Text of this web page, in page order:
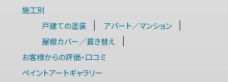
施工別
戸建ての塗装
アパート／マンション
屋根カバー／葺き替え
お客様からの評価・口コミ
ペイントアートギャラリー